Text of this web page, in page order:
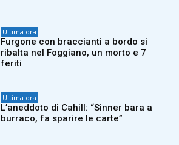
Ultima ora
Furgone con braccianti a bordo si
ribalta nel Foggiano, un morto e 7
feriti
Ultima ora
L’aneddoto di Cahill: “Sinner bara a
burraco, fa sparire le carte”